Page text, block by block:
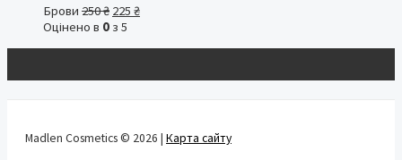
Брови 250₴ Оригінальна
ціна:
225 ₴Поточна
Оцінено в 0 з 5
Madlen Cosmetics © 2026 | Карта сайту